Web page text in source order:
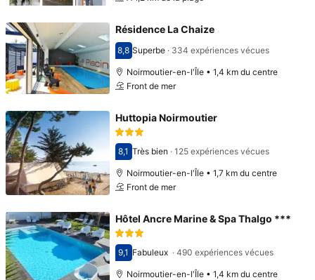
Résidence La Chaize
Avec une note de 8,8
8,8 Superbe· 334 expériences vécues
Noirmoutier-en-l'Île • 1,4 km du centre
Front de mer
Huttopia Noirmoutier
Avec une note de 8,1
8,1 Très bien · 125 expériences vécues
Noirmoutier-en-l'Île • 1,7 km du centre
Front de mer
Hôtel Ancre Marine & Spa Thalgo ***
Avec une note de 9,1
9,1 Fabuleux · 490 expériences vécues
Noirmoutier-en-l'Île • 1,4 km du centre